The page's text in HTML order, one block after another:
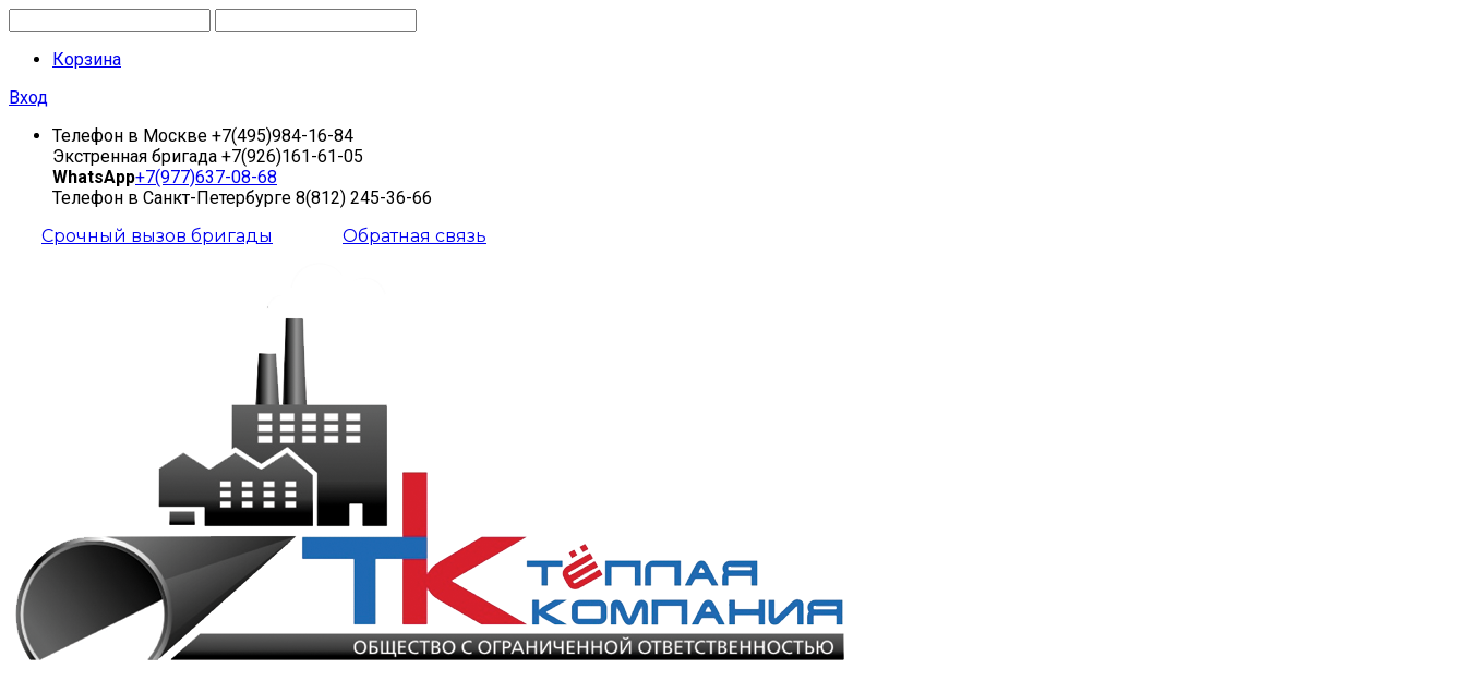
Корзина
Вход
Телефон в Москве +7(495)984-16-84
Экстренная бригада +7(926)161-61-05
WhatsApp+7(977)637-08-68
Телефон в Санкт-Петербурге 8(812) 245-36-66
Срочный вызов бригады
Обратная связь